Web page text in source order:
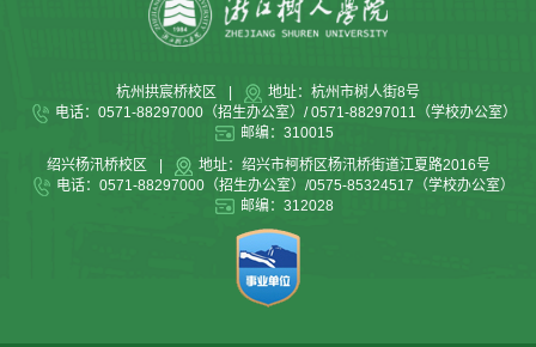
杭州拱宸桥校区 |
地址：杭州市树人街8号
电话：0571-88297000（招生办公室）/ 0571-88297011（学校办公室）
邮编：310015
绍兴杨汛桥校区
|
地址：绍兴市柯桥区杨汛桥街道江夏路2016号
电话：0571-88297000（招生办公室）/0575-85324517（学校办公室）
邮编：312028